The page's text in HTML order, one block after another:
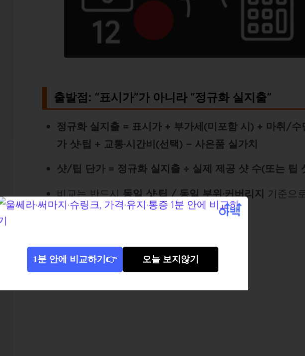
출발점: “표시가”가 아니라 “정규화 실지출”
정규화 실지출 = 표시가 + 부가세(미포함 시) + 마취/
가 샷·팁 + 교통·시간비(선택) − 사은품 실가치
샷/팁 단가 = 정규화 실지출 ÷ 실제 제공 샷 수(또는 팁
비교는 반드시 동일 샷·팁 / 동일 부위·커버리지 기준으
1분 안에 비교하기👉 오늘 보지않기